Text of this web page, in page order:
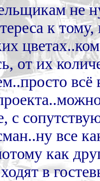
не
к
от их
всё
с
все
как
в